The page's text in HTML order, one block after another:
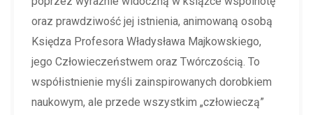
oraz prawdziwość jej istnienia, animowaną osobą
Księdza Profesora Władysława Majkowskiego,
jego Człowieczeństwem oraz Twórczością. To
współistnienie myśli zainspirowanych dorobkiem
naukowym, ale przede wszystkim „człowieczą”